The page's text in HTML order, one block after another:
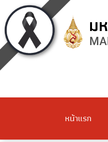
หน้าแรก